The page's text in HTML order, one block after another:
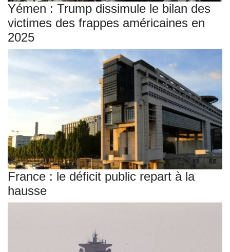
Yémen : Trump dissimule le bilan des
victimes des frappes américaines en
2025
France : le déficit public repart à la
hausse